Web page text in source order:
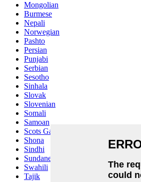
Mongolian
Burmese
Nepali
Norwegian
Pashto
Persian
Punjabi
Serbian
Sesotho
Sinhala
Slovak
Slovenian
Somali
Samoan
Scots Gaelic
Shona
Sindhi
Sundanese
Swahili
Tajik